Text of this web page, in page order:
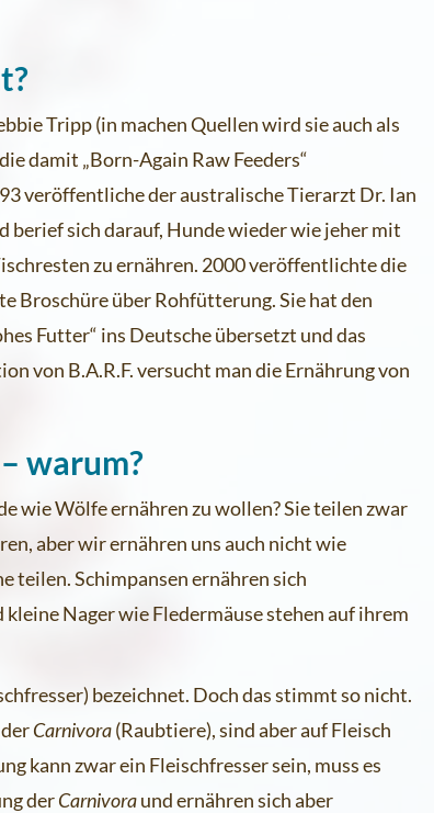
Tripp (in machen Quellen wird sie auch als
damit „Born-Again Raw Feeders“
veröffentliche der australische Tierarzt Dr. Ian
berief sich darauf, Hunde wieder wie jeher mit
zu ernähren. 2000 veröffentlichte die
Broschüre über Rohfütterung. Sie hat den
Futter“ ins Deutsche übersetzt und das
von B.A.R.F. versucht man die Ernährung von
warum?
wie Wölfe ernähren zu wollen? Sie teilen zwar
aber wir ernähren uns auch nicht wie
teilen. Schimpansen ernähren sich
Nager wie Fledermäuse stehen auf ihrem
bezeichnet. Doch das stimmt so nicht.
Carnivora(Raubtiere), sind aber auf Fleisch
kann zwar ein Fleischfresser sein, muss es
derCarnivoraund ernähren sich aber